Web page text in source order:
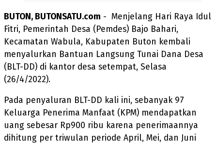
BUTON, BUTONSATU.com - Menjelang Hari Raya Idul
Fitri, Pemerintah Desa (Pemdes) Bajo Bahari,
Kecamatan Wabula, Kabupaten Buton kembali
menyalurkan Bantuan Langsung Tunai Dana Desa
(BLT-DD) di kantor desa setempat, Selasa
(26/4/2022).
Pada penyaluran BLT-DD kali ini, sebanyak 97
Keluarga Penerima Manfaat (KPM) mendapatkan
uang sebesar Rp900 ribu karena penerimaannya
dihitung per triwulan periode April, Mei, dan Juni